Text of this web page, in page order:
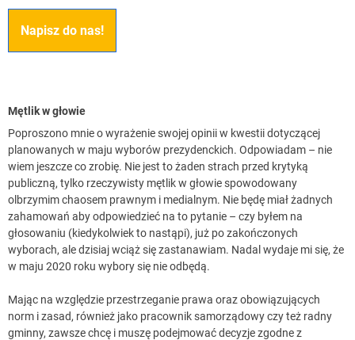
Napisz do nas!
Mętlik w głowie
Poproszono mnie o wyrażenie swojej opinii w kwestii dotyczącej
planowanych w maju wyborów prezydenckich. Odpowiadam – nie
wiem jeszcze co zrobię. Nie jest to żaden strach przed krytyką
publiczną, tylko rzeczywisty mętlik w głowie spowodowany
olbrzymim chaosem prawnym i medialnym. Nie będę miał żadnych
zahamowań aby odpowiedzieć na to pytanie – czy byłem na
głosowaniu (kiedykolwiek to nastąpi), już po zakończonych
wyborach, ale dzisiaj wciąż się zastanawiam. Nadal wydaje mi się, że
w maju 2020 roku wybory się nie odbędą.
Mając na względzie przestrzeganie prawa oraz obowiązujących
norm i zasad, również jako pracownik samorządowy czy też radny
gminny, zawsze chcę i muszę podejmować decyzje zgodne z